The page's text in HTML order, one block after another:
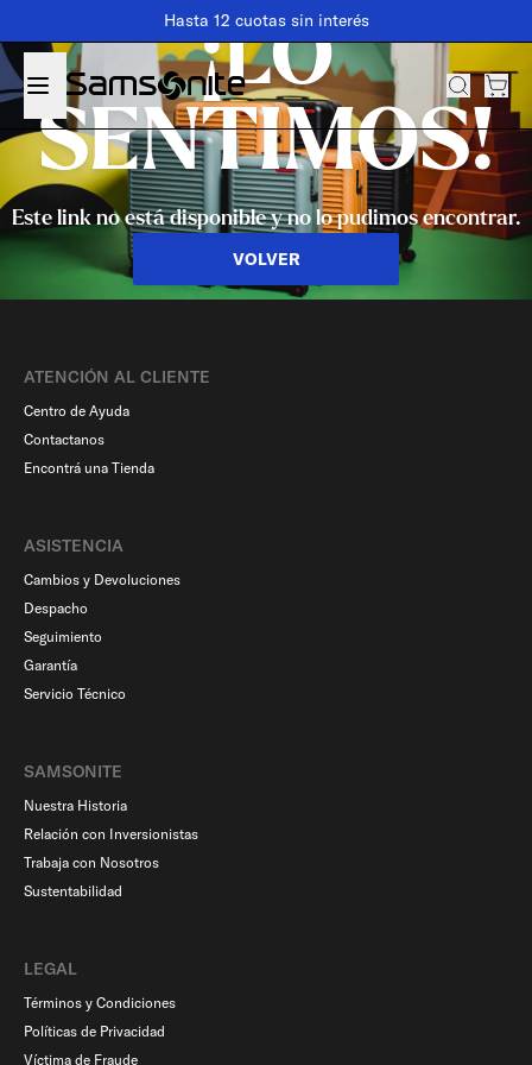
Hasta 12 cuotas sin interés
¡LO
SENTIMOS!
Este link no está disponible y no lo pudimos encontrar.
VOLVER
ATENCIÓN AL CLIENTE
Centro de Ayuda
Contactanos
Encontrá una Tienda
ASISTENCIA
Cambios y Devoluciones
Despacho
Seguimiento
Garantía
Servicio Técnico
SAMSONITE
Nuestra Historia
Relación con Inversionistas
Trabaja con Nosotros
Sustentabilidad
LEGAL
Términos y Condiciones
Políticas de Privacidad
Víctima de Fraude